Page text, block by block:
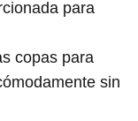
para
copas para
sin